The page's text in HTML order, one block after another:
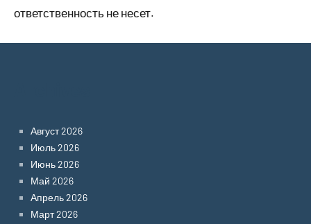
ответственность не несет.
Август 2026
Июль 2026
Июнь 2026
Май 2026
Апрель 2026
Март 2026